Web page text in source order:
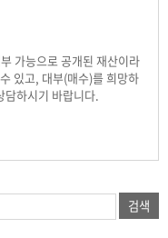
가능으로 공개된 재산이라
있고, 대부(매수)를 희망하
담하시기 바랍니다.